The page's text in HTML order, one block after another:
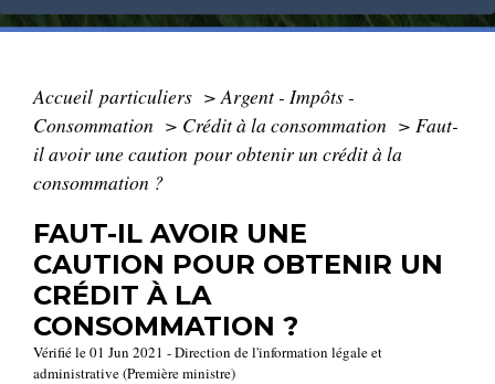
Accueil particuliers > Argent - Impôts -
Consommation > Crédit à la consommation > Faut-
il avoir une caution pour obtenir un crédit à la
consommation ?
FAUT-IL AVOIR UNE
CAUTION POUR OBTENIR UN
CRÉDIT À LA
CONSOMMATION ?
Vérifié le 01 Jun 2021 - Direction de l'information légale et
administrative (Première ministre)